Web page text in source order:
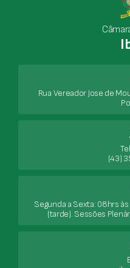
Rua Vereador Jose de
(43)
Segunda a Sexta: 08hrs
(tarde). Sessões